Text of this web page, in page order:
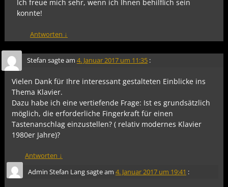
Ich freue mich sehr, wenn ich Ihnen behilflich sein
konnte!
Antworten ↓
Stefan sagte am 4. Januar 2017 um 11:35 :
Vielen Dank für Ihre interessant gestalteten Einblicke ins
Thema Klavier.
Dazu habe ich eine vertiefende Frage: Ist es grundsätzlich
möglich, die erforderliche Fingerkraft für einen
Tastenanschlag einzustellen? ( relativ modernes Klavier
1980er Jahre)?
Antworten ↓
Admin Stefan Langsagte am 4. Januar 2017 um 19:41 :